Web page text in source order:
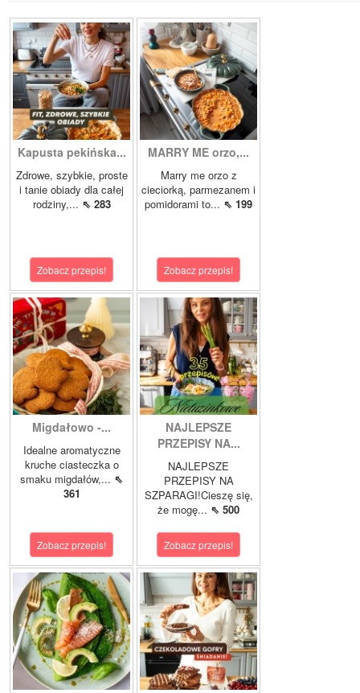
Kapusta pekińska...
Zdrowe, szybkie, proste
i tanie obiady dla całej
rodziny,... ⇖ 283
Zobacz przepis!
MARRY ME orzo,...
Marry me orzo z
cieciorką, parmezanem i
pomidorami to... ⇖ 199
Zobacz przepis!
Migdałowo -...
Idealne aromatyczne
kruche ciasteczka o
smaku migdałów,... ⇖
361
Zobacz przepis!
NAJLEPSZE
PRZEPISY NA...
NAJLEPSZE
PRZEPISY NA
SZPARAGI!Cieszę się,
że mogę... ⇖ 500
Zobacz przepis!